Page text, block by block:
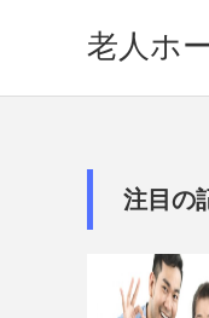
老人ホ
注目の